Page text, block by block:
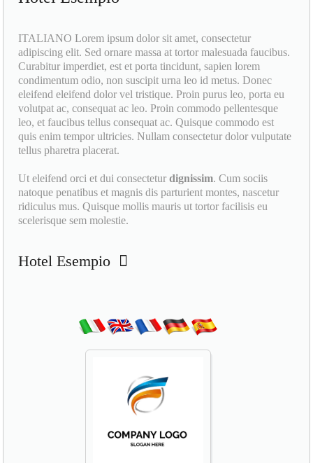
ITALIANO Lorem ipsum dolor sit amet, consectetur
adipiscing elit. Sed ornare massa at tortor malesuada faucibus.
Curabitur imperdiet, est et porta tincidunt, sapien lorem
condimentum odio, non suscipit urna leo id metus. Donec
eleifend eleifend dolor vel tristique. Proin purus leo, porta eu
volutpat ac, consequat ac leo. Proin commodo pellentesque
leo, et faucibus tellus consequat ac. Quisque commodo est
quis enim tempor ultricies. Nullam consectetur dolor vulputate
tellus pharetra placerat.
Ut eleifend orci et dui consecteturdignissim. Cum sociis
natoque penatibus et magnis dis parturient montes, nascetur
ridiculus mus. Quisque mollis mauris ut tortor facilisis eu
scelerisque sem molestie.
Hotel Esempio